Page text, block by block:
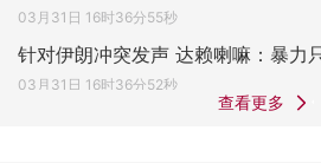
03月31日 16时36分55秒
针对伊朗冲突发声 达赖喇嘛：暴力
03月31日 16时36分52秒
查看更多